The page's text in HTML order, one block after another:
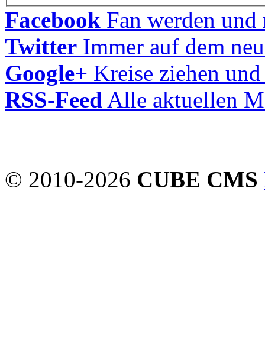
Facebook Fan werden
Twitter Immer auf dem
Google+ Kreise ziehen
RSS-Feed Alle aktuellen
© 2010-2026 CUBE CMS